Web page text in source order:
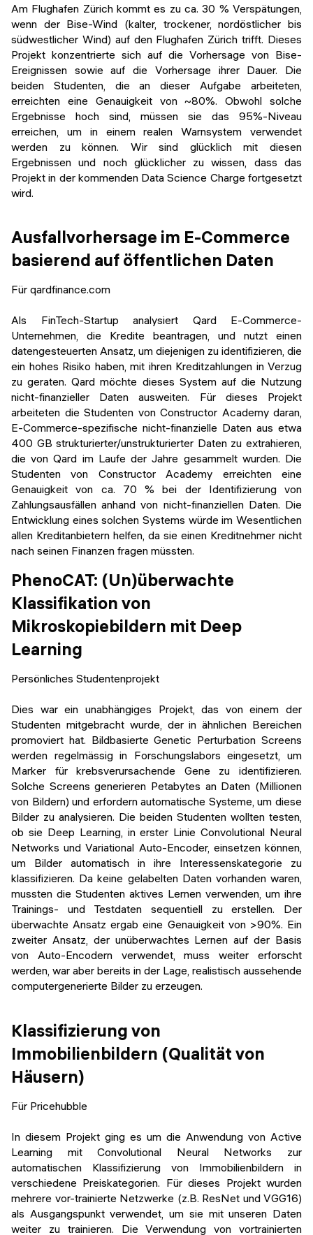
Am Flughafen Zürich kommt es zu ca. 30 % Verspätungen,
wenn der Bise-Wind (kalter, trockener, nordöstlicher bis
südwestlicher Wind) auf den Flughafen Zürich trifft. Dieses
Projekt konzentrierte sich auf die Vorhersage von Bise-
Ereignissen sowie auf die Vorhersage ihrer Dauer. Die
beiden Studenten, die an dieser Aufgabe arbeiteten,
erreichten eine Genauigkeit von ~80%. Obwohl solche
Ergebnisse hoch sind, müssen sie das 95%-Niveau
erreichen, um in einem realen Warnsystem verwendet
werden zu können. Wir sind glücklich mit diesen
Ergebnissen und noch glücklicher zu wissen, dass das
Projekt in der kommenden Data Science Charge fortgesetzt
wird.
Ausfallvorhersage im E-Commerce
basierend auf öffentlichen Daten
Für qardfinance.com
Als FinTech-Startup analysiert Qard E-Commerce-
Unternehmen, die Kredite beantragen, und nutzt einen
datengesteuerten Ansatz, um diejenigen zu identifizieren, die
ein hohes Risiko haben, mit ihren Kreditzahlungen in Verzug
zu geraten. Qard möchte dieses System auf die Nutzung
nicht-finanzieller Daten ausweiten. Für dieses Projekt
arbeiteten die Studenten von Constructor Academy daran,
E-Commerce-spezifische nicht-finanzielle Daten aus etwa
400 GB strukturierter/unstrukturierter Daten zu extrahieren,
die von Qard im Laufe der Jahre gesammelt wurden. Die
Studenten von Constructor Academy erreichten eine
Genauigkeit von ca. 70 % bei der Identifizierung von
Zahlungsausfällen anhand von nicht-finanziellen Daten. Die
Entwicklung eines solchen Systems würde im Wesentlichen
allen Kreditanbietern helfen, da sie einen Kreditnehmer nicht
nach seinen Finanzen fragen müssten.
PhenoCAT: (Un)überwachte
Klassifikation von
Mikroskopiebildern mit Deep
Learning
Persönliches Studentenprojekt
Dies war ein unabhängiges Projekt, das von einem der
Studenten mitgebracht wurde, der in ähnlichen Bereichen
promoviert hat. Bildbasierte Genetic Perturbation Screens
werden regelmässig in Forschungslabors eingesetzt, um
Marker für krebsverursachende Gene zu identifizieren.
Solche Screens generieren Petabytes an Daten (Millionen
von Bildern) und erfordern automatische Systeme, um diese
Bilder zu analysieren. Die beiden Studenten wollten testen,
ob sie Deep Learning, in erster Linie Convolutional Neural
Networks und Variational Auto-Encoder, einsetzen können,
um Bilder automatisch in ihre Interessenskategorie zu
klassifizieren. Da keine gelabelten Daten vorhanden waren,
mussten die Studenten aktives Lernen verwenden, um ihre
Trainings- und Testdaten sequentiell zu erstellen. Der
überwachte Ansatz ergab eine Genauigkeit von >90%. Ein
zweiter Ansatz, der unüberwachtes Lernen auf der Basis
von Auto-Encodern verwendet, muss weiter erforscht
werden, war aber bereits in der Lage, realistisch aussehende
computergenerierte Bilder zu erzeugen.
Klassifizierung von
Immobilienbildern (Qualität von
Häusern)
Für Pricehubble
In diesem Projekt ging es um die Anwendung von Active
Learning mit Convolutional Neural Networks zur
automatischen Klassifizierung von Immobilienbildern in
verschiedene Preiskategorien. Für dieses Projekt wurden
mehrere vor-trainierte Netzwerke (z.B. ResNet und VGG16)
als Ausgangspunkt verwendet, um sie mit unseren Daten
weiter zu trainieren. Die Verwendung von vortrainierten